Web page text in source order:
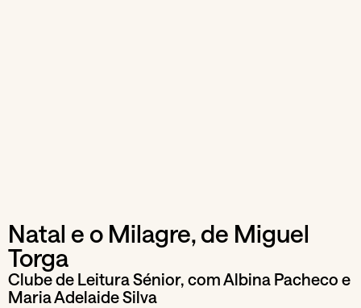
Natal e o Milagre, de Miguel
Torga
Clube de Leitura Sénior, com Albina Pacheco e
Maria Adelaide Silva